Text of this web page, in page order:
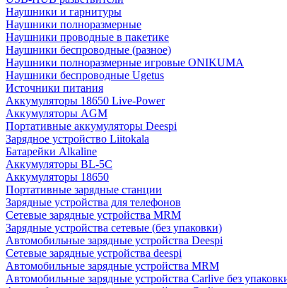
Наушники и гарнитуры
Наушники полноразмерные
Наушники проводные в пакетике
Наушники беспроводные (разное)
Наушники полноразмерные игровые ONIKUMA
Наушники беспроводные Ugetus
Источники питания
Аккумуляторы 18650 Live-Power
Аккумуляторы АGM
Портативные аккумуляторы Deespi
Зарядное устройство Liitokala
Батарейки Alkaline
Аккумуляторы BL-5C
Аккумуляторы 18650
Портативные зарядные станции
Зарядные устройства для телефонов
Сетевые зарядные устройства MRM
Зарядные устройства сетевые (без упаковки)
Автомобильные зарядные устройства Deespi
Сетевые зарядные устройства deespi
Автомобильные зарядные устройства MRM
Автомобильные зарядные устройства Carlive без